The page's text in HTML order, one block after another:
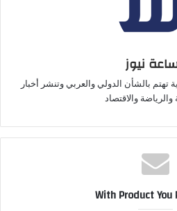
نيوز
بالشأن الدولي والعربي وتنشر أخبار
والاقتصاد
With Product You